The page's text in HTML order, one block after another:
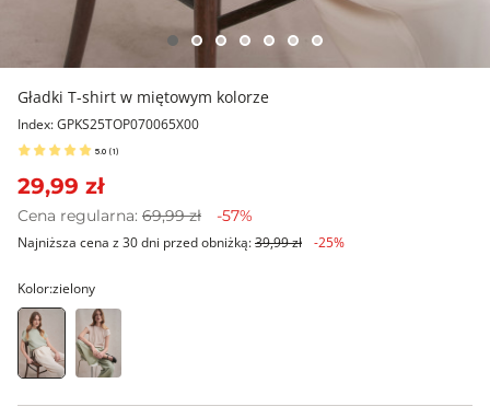
Gładki T-shirt w miętowym kolorze
Index: GPKS25TOP070065X00
5.0 (1 )
29,99 zł
Cena regularna: 69,99 zł -57%
Najniższa cena z 30 dni przed obniżką:39,99 zł -25%
Kolor:zielony